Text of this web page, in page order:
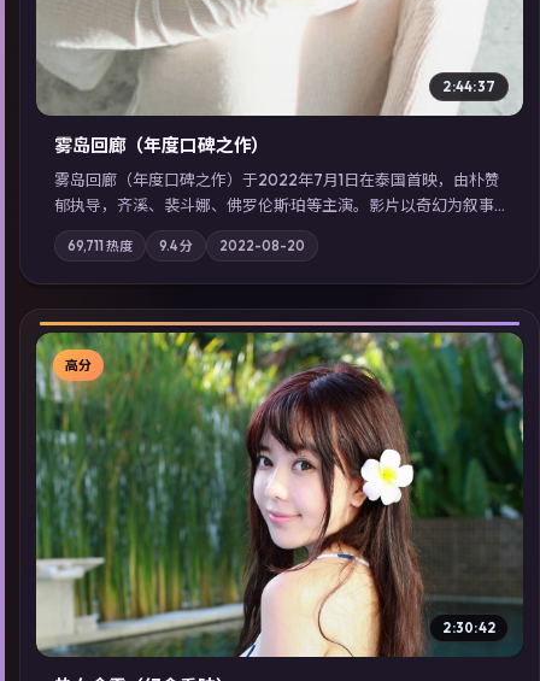
2:44:37
雾岛回廊（年度口碑之作）
雾岛回廊（年度口碑之作）于2022年7月1日在泰国首映，由朴赞
郁执导，齐溪、裴斗娜、佛罗伦斯·珀等主演。影片以奇幻为叙事
主轴，边境小镇的平静被一封匿名信彻底打破；摄影与配乐强化
地域气质；站内亦可通过「国产免费观看高清电视剧在线看」延
展检索同类型高分佳作，畅享高清在线追剧体验。
69,711 热度 9.4分 2022-08-20
▶
高分
2:30:42